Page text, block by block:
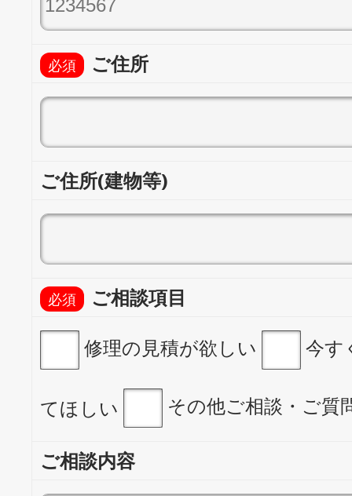
ご住所
ご住所(建物等)
ご相談項目
修理の見積が欲しい
今す
てほしい その他ご相談・ご質
ご相談内容